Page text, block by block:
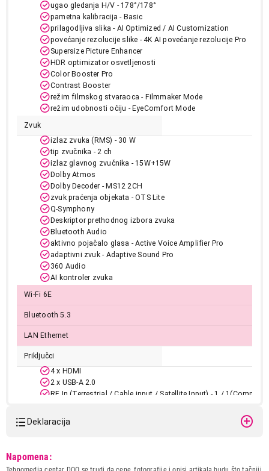
ugao gledanja H/V - 178°/178°
pametna kalibracija - Basic
prilagodljiva slika - AI Optimized / AI Customization
povećanje rezolucije slike - 4K AI povećanje rezolucije Pro
Supersize Picture Enhancer
HDR optimizator osvetljenosti
Color Booster Pro
Contrast Booster
režim filmskog stvaraoca - Filmmaker Mode
režim udobnosti očiju - EyeComfort Mode
Zvuk
izlaz zvuka (RMS) - 30 W
tip zvučnika - 2 ch
izlaz glavnog zvučnika - 15W+15W
Dolby Atmos
Dolby Decoder - MS12 2CH
zvuk praćenja objekata - OTS Lite
Q-Symphony
Deskriptor prethodnog izbora zvuka
Bluetooth Audio
aktivno pojačalo glasa - Active Voice Amplifier Pro
adaptivni zvuk - Adaptive Sound Pro
360 Audio
AI kontroler zvuka
Wi-Fi 6E
Bluetooth 5.3
LAN Ethernet
Priključci
4 x HDMI
2 x USB-A 2.0
RF In (Terrestrial / Cable input / Satellite Input) - 1 / 1(Common
1 x Digital Audio Out (Optical)
HDMI Maximum Input Rate - 4K 165 Hz (for HDMI 1/2/3/4)
Deklaracija
Napomena:
259.990,00
TELEVIZORI
SAMSUNG QE75QN80HAUXXH
Proizvod je dodat u korpu.
Ukupno u korpi:
Nastavi kupovinu
Završi kupovinu